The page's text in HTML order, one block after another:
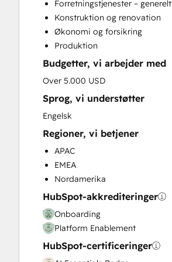
Paid Advertising
Sales and Marketing Alignment
Sales Coaching and Training
Sales Enablement
Search Engine Optimization
Social Media
Website Design
Website Development
Website Migration
Forretningstjenester – generelt
Konstruktion og renovation
Økonomi og forsikring
Produktion
Budgetter, vi arbejder med
Over 5.000 USD
Sprog, vi understøtter
Engelsk
Regioner, vi betjener
APAC
EMEA
Nordamerika
HubSpot-akkrediteringer
Onboarding
Platform Enablement
HubSpot-certificeringer